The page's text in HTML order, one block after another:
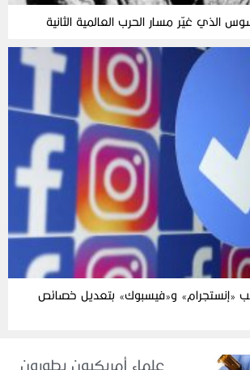
الذي غيّر مسار الحرب العالمية الثانية
«إنستجرام» و«فيسبوك» بتعديل خصائص
علماء أمريكيون يطورون